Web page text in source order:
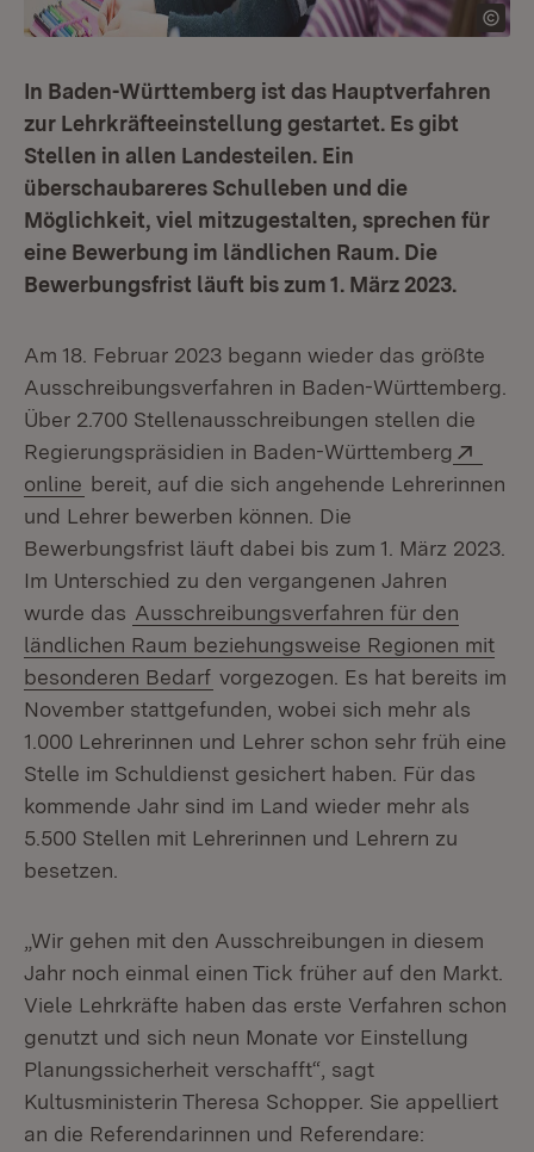
In Baden-Württemberg ist das Hauptverfahren
zur Lehrkräfteeinstellung gestartet. Es gibt
Stellen in allen Landesteilen. Ein
überschaubareres Schulleben und die
Möglichkeit, viel mitzugestalten, sprechen für
eine Bewerbung im ländlichen Raum. Die
Bewerbungsfrist läuft bis zum 1. März 2023.
Am 18. Februar 2023 begann wieder das größte
Ausschreibungsverfahren in Baden-Württemberg.
Über 2.700 Stellenausschreibungen stellen die
Regierungspräsidien in Baden-Württemberg
online (Öffnet in neuem Fenster)
bereit, auf die sich angehende Lehrerinnen
und Lehrer bewerben können. Die
Bewerbungsfrist läuft dabei bis zum 1. März 2023.
Im Unterschied zu den vergangenen Jahren
wurde das Ausschreibungsverfahren für den
ländlichen Raum beziehungsweise Regionen mit
besonderen Bedarf vorgezogen. Es hat bereits im
November stattgefunden, wobei sich mehr als
1.000 Lehrerinnen und Lehrer schon sehr früh eine
Stelle im Schuldienst gesichert haben. Für das
kommende Jahr sind im Land wieder mehr als
5.500 Stellen mit Lehrerinnen und Lehrern zu
besetzen.
„Wir gehen mit den Ausschreibungen in diesem
Jahr noch einmal einen Tick früher auf den Markt.
Viele Lehrkräfte haben das erste Verfahren schon
genutzt und sich neun Monate vor Einstellung
Planungssicherheit verschafft“, sagt
Kultusministerin Theresa Schopper. Sie appelliert
an die Referendarinnen und Referendare: